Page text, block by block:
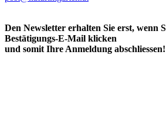
Den Newsletter erhalten Sie erst, wenn
Bestätigungs-E-Mail klicken
und somit Ihre Anmeldung abschliessen!